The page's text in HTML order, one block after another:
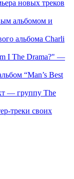
новых треков
альбомом и
альбома Charli
I The Drama?" —
“Man’s Best
— группу The
треки своих